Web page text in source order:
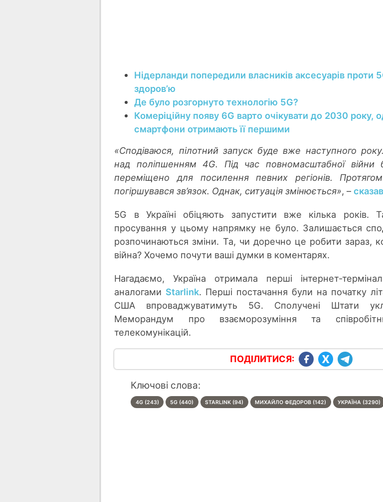
Нідерланди попередили власників аксесуарів проти
здоровʼю
Де було розгорнуто технологію 5G?
Комеріційну появу 6G варто очікувати до 2030 року,
смартфони отримають її першими
«Сподіваюся, пілотний запуск буде вже наступного
над поліпшенням 4G. Під час повномасштабної війни
переміщено для посилення певних регіонів.
погіршувався зв’язок. Однак, ситуація змінюється», –сказав
5G в Україні обіцяють запустити вже кілька років.
просування у цьому напрямку не було. Залишається
розпочинаються зміни. Та, чи доречно це робити зараз,
війна? Хочемо почути ваші думки в коментарях.
Нагадаємо, Україна отримала перші інтернет-
аналогами Starlink. Перші постачання були на початку
США впроваджуватимуть 5G. Сполучені Штати
Меморандум про взаєморозуміння та
телекомунікацій.
ПОДІЛИТИСЯ:
Ключові слова:
4G (243) 5G (440) STARLINK (94) МИХАЙЛО ФЕДОРОВ (142) УКРАЇНА (3290)